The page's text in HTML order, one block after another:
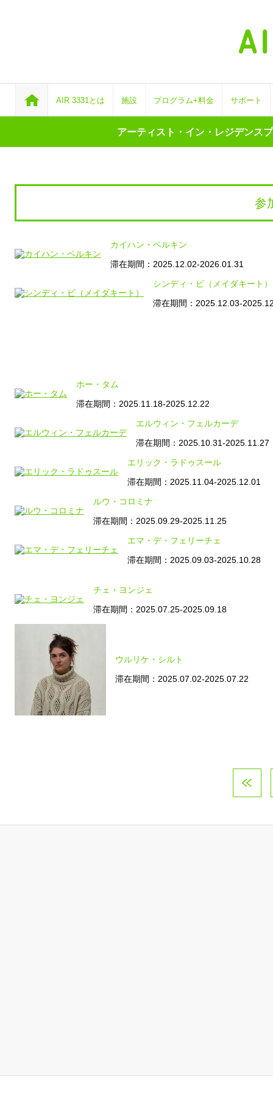
AIR 3331とは 施設 プログラム+料金 サポート
アーティスト・イン・レジデンス
参
カイハン・ベルキン
滞在期間：2025.12.02-2026.01.31
シンディ・ビ（メイダキート）
滞在期間：2025.12.03-
ホー・タム
滞在期間：2025.11.18-2025.12.22
エルウィン・フェルカーデ
滞在期間：2025.10.31-2025.11.27
エリック・ラドゥスール
滞在期間：2025.11.04-2025.12.01
ルウ・コロミナ
滞在期間：2025.09.29-2025.11.25
エマ・デ・フェリーチェ
滞在期間：2025.09.03-2025.10.28
チェ・ヨンジェ
滞在期間：2025.07.25-2025.09.18
ウルリケ・シルト
滞在期間：2025.07.02-2025.07.22